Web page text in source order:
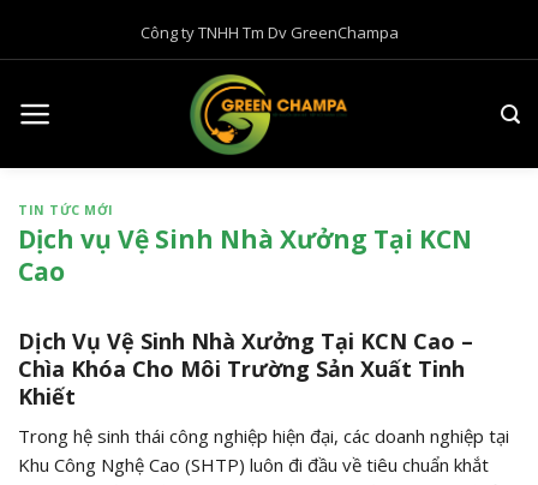
Công ty TNHH Tm Dv GreenChampa
TIN TỨC MỚI
Dịch vụ Vệ Sinh Nhà Xưởng Tại KCN
Cao
Dịch Vụ Vệ Sinh Nhà Xưởng Tại KCN Cao –
Chìa Khóa Cho Môi Trường Sản Xuất Tinh
Khiết
Trong hệ sinh thái công nghiệp hiện đại, các doanh nghiệp tại
Khu Công Nghệ Cao (SHTP) luôn đi đầu về tiêu chuẩn khắt